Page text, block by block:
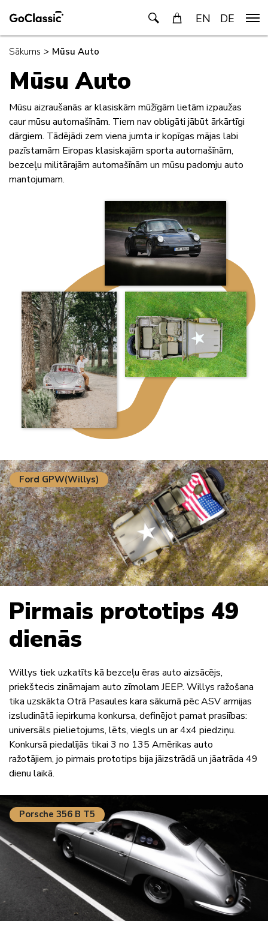
EN DE
Sākums > Mūsu Auto
Mūsu Auto
Mūsu aizraušanās ar klasiskām mūžīgām lietām izpaužas
caur mūsu automašīnām. Tiem nav obligāti jābūt ārkārtīgi
dārgiem. Tādējādi zem viena jumta ir kopīgas mājas labi
pazīstamām Eiropas klasiskajām sporta automašīnām,
bezceļu militārajām automašīnām un mūsu padomju auto
mantojumam.
Ford GPW(Willys)
Pirmais prototips 49
dienās
Willys tiek uzkatīts kā bezceļu ēras auto aizsācējs,
priekštecis zināmajam auto zīmolam JEEP. Willys ražošana
tika uzskākta Otrā Pasaules kara sākumā pēc ASV armijas
izsludinātā iepirkuma konkursa, definējot pamat prasiības:
universāls pielietojums, lēts, viegls un ar 4x4 piedziņu.
Konkursā piedalījās tikai 3 no 135 Amērikas auto
ražotājiem, jo pirmais prototips bija jāizstrādā un jāatrāda 49
dienu laikā.
Porsche 356 B T5